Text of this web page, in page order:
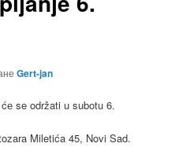
Gert-jan
se održati u subotu 6.
Miletića 45, Novi Sad.